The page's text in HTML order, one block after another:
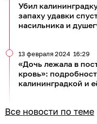
Убил
запаху удавки
насильника и
«Дочь лежала в
кровь»:
калининградкой и
13 февраля 2024 16:29
Все новости по теме